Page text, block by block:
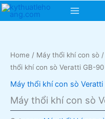
Skip
Main
Home / Máy thổi khí con sò /
thổi khí con sò Veratti GB-90
Máy thổi khí con sò Veratti
Máy thổi khí con sò